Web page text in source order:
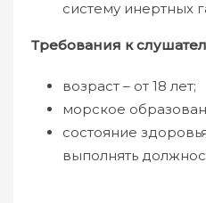
систему инертных
Требования к
возраст – от 18 лет;
морское
состояние
выполнять